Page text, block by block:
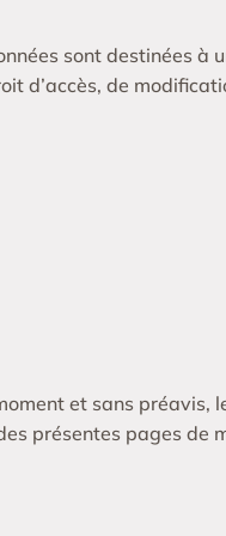
sont destinées
d’accès, de
et sans préavis,
présentes pages